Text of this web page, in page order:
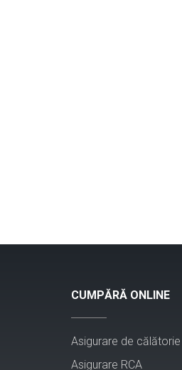
CUMPĂRĂ ONLINE
Asigurare de călătorie
Asigurare RCA